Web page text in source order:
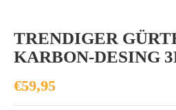
TRENDIGER
KARBON-DESING
€59,95